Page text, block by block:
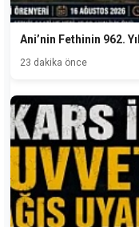
Ani’nin Fethinin 962.
23 dakika önce